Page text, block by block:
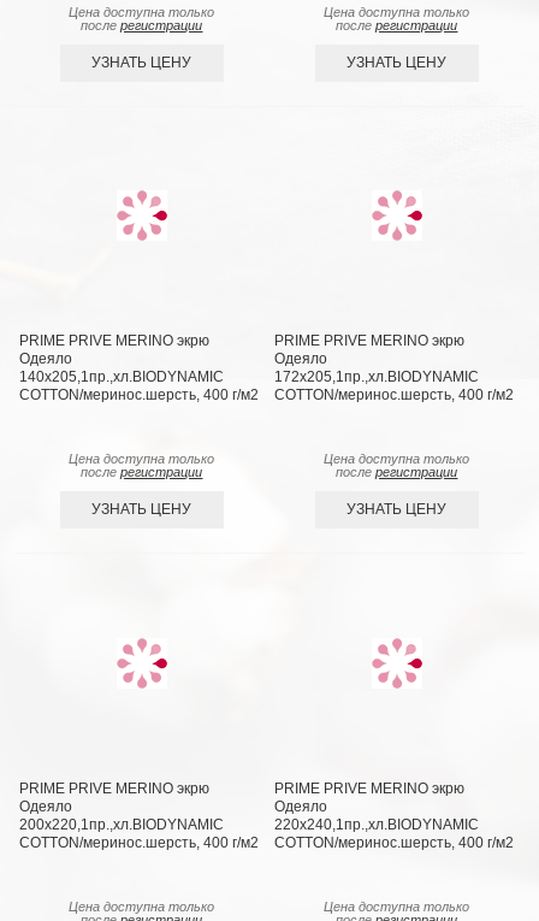
Цена доступна только
послерегистрации
УЗНАТЬ ЦЕНУ
Цена доступна только
послерегистрации
УЗНАТЬ ЦЕНУ
PRIME PRIVE MERINO экрю
Одеяло
140х205,1пр.,хл.BIODYNAMIC
COTTON/меринос.шерсть, 400 г/м2
Цена доступна только
послерегистрации
УЗНАТЬ ЦЕНУ
PRIME PRIVE MERINO экрю
Одеяло
172х205,1пр.,хл.BIODYNAMIC
COTTON/меринос.шерсть, 400 г/м2
Цена доступна только
послерегистрации
УЗНАТЬ ЦЕНУ
PRIME PRIVE MERINO экрю
Одеяло
200х220,1пр.,хл.BIODYNAMIC
COTTON/меринос.шерсть, 400 г/м2
Цена доступна только
PRIME PRIVE MERINO экрю
Одеяло
220х240,1пр.,хл.BIODYNAMIC
COTTON/меринос.шерсть, 400 г/м2
Цена доступна только